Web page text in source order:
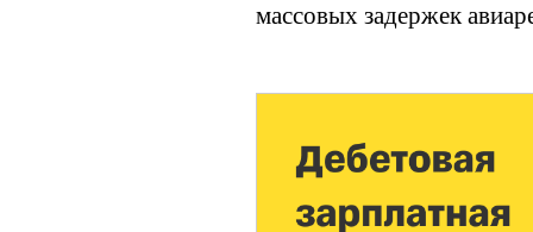
массовых задержек